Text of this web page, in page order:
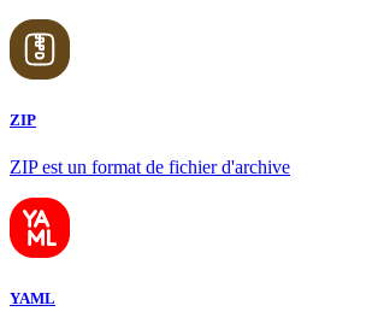
ZIP
ZIP est un format de fichier d'archive
YAML